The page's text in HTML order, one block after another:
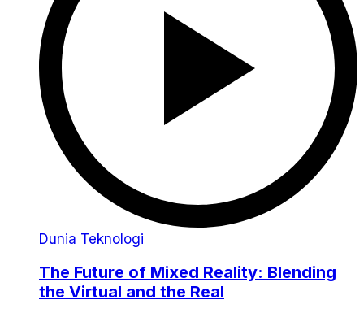
Dunia Teknologi
The Future of Mixed Reality: Blending
the Virtual and the Real